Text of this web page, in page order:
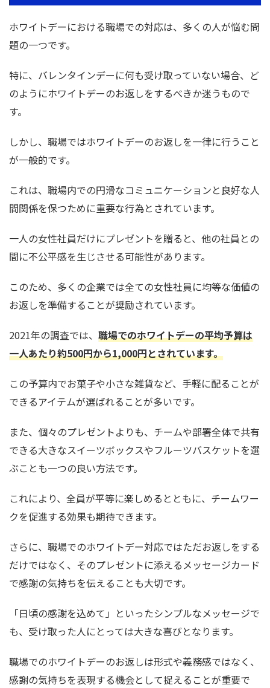
ホワイトデーにおける職場での対応は、多くの人が悩む問
題の一つです。
特に、バレンタインデーに何も受け取っていない場合、ど
のようにホワイトデーのお返しをするべきか迷うもので
す。
しかし、職場ではホワイトデーのお返しを一律に行うこと
が一般的です。
これは、職場内での円滑なコミュニケーションと良好な人
間関係を保つために重要な行為とされています。
一人の女性社員だけにプレゼントを贈ると、他の社員との
間に不公平感を生じさせる可能性があります。
このため、多くの企業では全ての女性社員に均等な価値の
お返しを準備することが奨励されています。
2021年の調査では、 職場でのホワイトデーの平均予算は
一人あたり約500円から1,000円とされています。
この予算内でお菓子や小さな雑貨など、手軽に配ることが
できるアイテムが選ばれることが多いです。
また、個々のプレゼントよりも、チームや部署全体で共有
できる大きなスイーツボックスやフルーツバスケットを選
ぶことも一つの良い方法です。
これにより、全員が平等に楽しめるとともに、チームワー
クを促進する効果も期待できます。
さらに、職場でのホワイトデー対応ではただお返しをする
だけではなく、そのプレゼントに添えるメッセージカード
で感謝の気持ちを伝えることも大切です。
「日頃の感謝を込めて」といったシンプルなメッセージで
も、受け取った人にとっては大きな喜びとなります。
職場でのホワイトデーのお返しは形式や義務感ではなく、
感謝の気持ちを表現する機会として捉えることが重要で